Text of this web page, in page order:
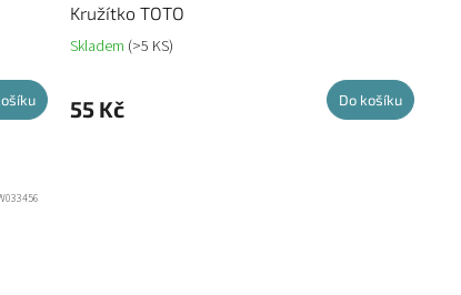
Kružítko TOTO
Skladem (>5 KS)
55 Kč Do košíku